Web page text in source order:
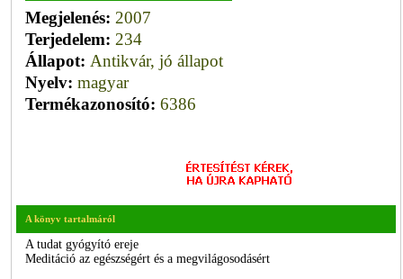
Megjelenés: 2007
Terjedelem: 234
Állapot: Antikvár, jó állapot
Nyelv: magyar
Termékazonosító: 6386
A könyv tartalmáról
A tudat gyógyító ereje
Meditáció az egészségért és a megvilágosodásért